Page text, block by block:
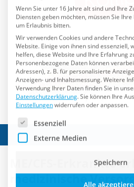
ME/CFS-Erkrankte
medizinische
um Erlaubnis bitten.
Wir verwenden Cookies und andere
helfen, diese Website und Ihre Erfahrung
Personenbezogene Daten können
Adressen), z. B. für personalisierte
Anzeigen- und Inhaltsmessung.Weitere
Verwendung Ihrer Daten finden Sie in
Datenschutzerklärung.Sie können Ihre
Einstellungenwiderrufen oder anpassen.
Es folgt eine Liste der Service-
Essenziell
Externe Medien
Alle